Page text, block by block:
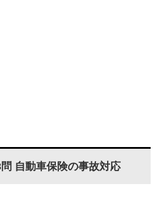
自動車保険の事故対応